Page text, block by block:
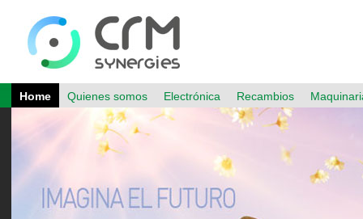
Home Quienes somos Electrónica Recambios